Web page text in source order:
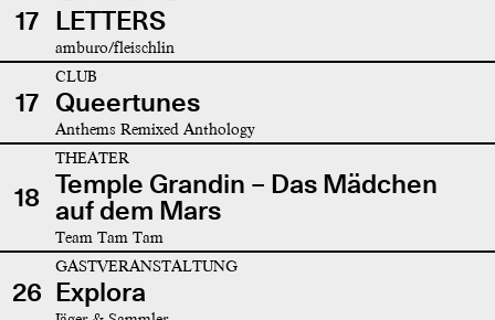
17 LETTERS
amburo/fleischlin
17
CLUB
Queertunes
Anthems Remixed Anthology
18
THEATER
Temple Grandin – Das Mädchen
auf dem Mars
Team Tam Tam
26
GASTVERANSTALTUNG
Explora